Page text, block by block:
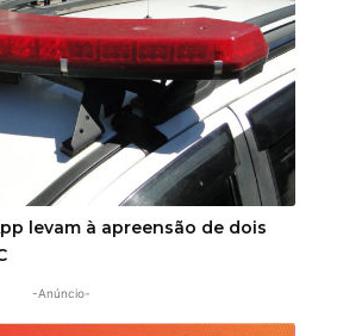
levam à apreensão de dois
-Anúncio-